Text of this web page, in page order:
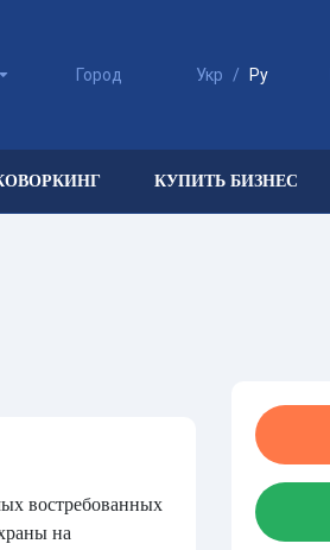
Город Укр / Ру
КУПИТЬ БИЗНЕС
востребованных
на